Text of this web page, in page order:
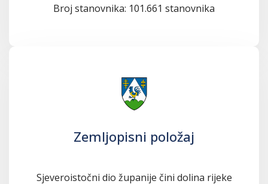
Broj stanovnika: 101.661 stanovnika
Zemljopisni položaj
Sjeveroistočni dio županije čini dolina rijeke